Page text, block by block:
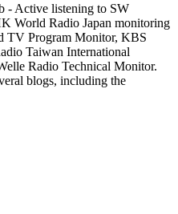
- Active listening to SW
World Radio Japan monitoring
TV Program Monitor, KBS
Taiwan International
Radio Technical Monitor.
blogs, including the